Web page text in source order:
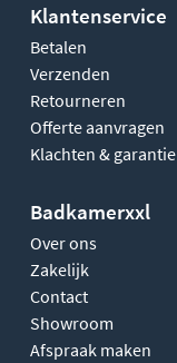
Klantenservice
Betalen
Verzenden
Retourneren
Offerte aanvragen
Klachten & garantie
Badkamerxxl
Over ons
Zakelijk
Contact
Showroom
Afspraak maken